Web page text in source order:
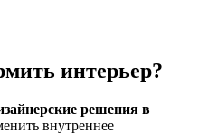
интерьер?
решения в
внутреннее